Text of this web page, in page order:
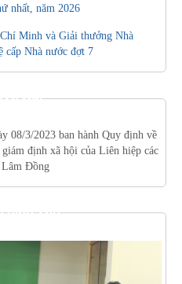
nhất, năm 2026
Minh và Giải thưởng Nhà
cấp Nhà nước đợt 7
MỚI
08/3/2023 ban hành Quy định về
định xã hội của Liên hiệp các
Đồng
HÌNH ẢNH